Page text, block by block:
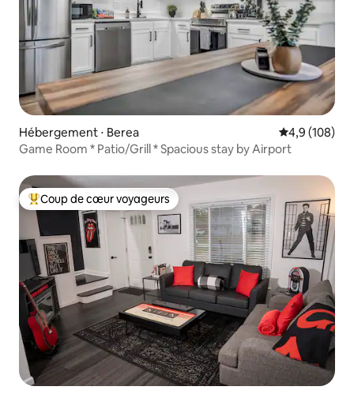
Hébergement ⋅ Berea Évaluation
4,9 (108)
Game Room * Patio/Grill * Spacious stay by Airport
Coups de cœur voyageurs les plus appréciés
Coup de cœur voyageurs